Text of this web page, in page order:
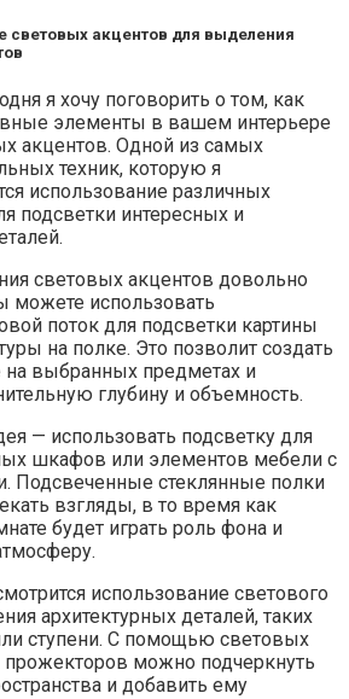
световых акцентов для выделения
я хочу поговорить о том, как
элементы в вашем интерьере
акцентов. Одной из самых
техник, которую я
использование различных
подсветки интересных и
световых акцентов довольно
можете использовать
поток для подсветки картины
на полке. Это позволит создать
выбранных предметах и
глубину и объемность.
— использовать подсветку для
шкафов или элементов мебели с
Подсвеченные стеклянные полки
взгляды, в то время как
будет играть роль фона и
использование светового
архитектурных деталей, таких
ступени. С помощью световых
прожекторов можно подчеркнуть
и добавить ему